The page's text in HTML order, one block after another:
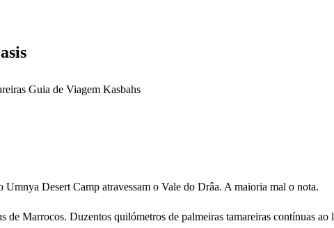
Guia de Viagem Kasbahs
Umnya Desert Camp atravessam o Vale do Drâa. A maioria mal o nota.
de Marrocos. Duzentos quilómetros de palmeiras tamareiras contínuas